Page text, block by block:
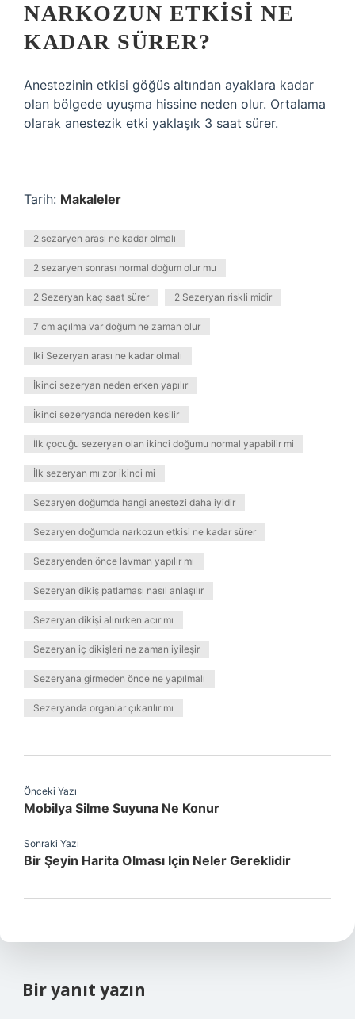
NARKOZUN ETKISI NE
KADAR SÜRER?
Anestezinin etkisi göğüs altından ayaklara kadar
olan bölgede uyuşma hissine neden olur. Ortalama
olarak anestezik etki yaklaşık 3 saat sürer.
Tarih: Makaleler
2 sezaryen arası ne kadar olmalı
2 sezaryen sonrası normal doğum olur mu
2 Sezeryan kaç saat sürer 2 Sezeryan riskli midir
7 cm açılma var doğum ne zaman olur
İki Sezeryan arası ne kadar olmalı
İkinci sezeryan neden erken yapılır
İkinci sezeryanda nereden kesilir
İlk çocuğu sezeryan olan ikinci doğumu normal yapabilir mi
İlk sezeryan mı zor ikinci mi
Sezaryen doğumda hangi anestezi daha iyidir
Sezaryen doğumda narkozun etkisi ne kadar sürer
Sezaryenden önce lavman yapılır mı
Sezeryan dikiş patlaması nasıl anlaşılır
Sezeryan dikişi alınırken acır mı
Sezeryan iç dikişleri ne zaman iyileşir
Sezeryana girmeden önce ne yapılmalı
Sezeryanda organlar çıkarılır mı
Önceki Yazı
Mobilya Silme Suyuna Ne Konur
Sonraki Yazı
Bir Şeyin Harita Olması Için Neler Gereklidir
Bir yanıt yazın